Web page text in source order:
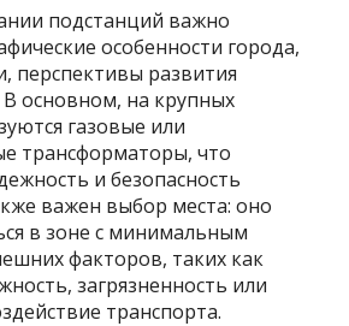
подстанций важно
особенности города,
перспективы развития
основном, на крупных
газовые или
трансформаторы, что
и безопасность
важен выбор места: оно
в зоне с минимальным
факторов, таких как
загрязненность или
транспорта.